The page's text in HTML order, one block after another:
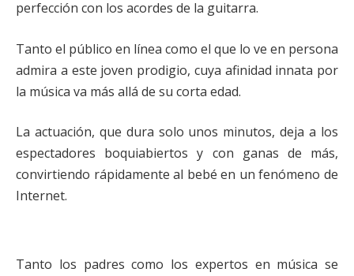
perfección con los acordes de la guitarra.
Tanto el público en línea como el que lo ve en persona
admira a este joven prodigio, cuya afinidad innata por
la música va más allá de su corta edad.
La actuación, que dura solo unos minutos, deja a los
espectadores boquiabiertos y con ganas de más,
convirtiendo rápidamente al bebé en un fenómeno de
Internet.
Tanto los padres como los expertos en música se